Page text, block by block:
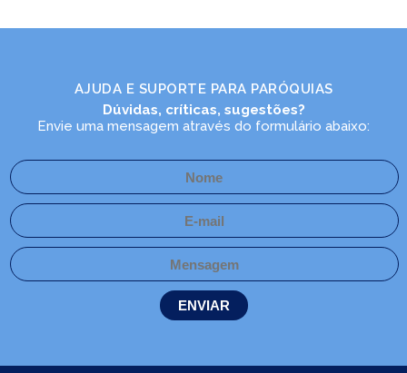
LEIA NO DIOCESE INFORMA
Pastoral da Criança realiza dia
de atividades no bairro Comasa
30/08/2024 Ouça a notícia
AJUDA E SUPORTE PARA PARÓQUIAS
Dúvidas, críticas, sugestões?
Envie uma mensagem através do formulário abaixo: